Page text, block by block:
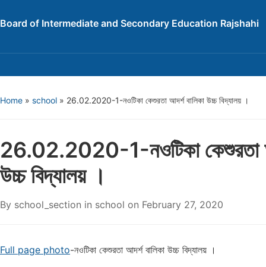
Board of Intermediate and Secondary Education Rajshahi
Home » school » 26.02.2020-1-নওটিকা কেশুরতা আদর্শ বালিকা উচ্চ বিদ্যালয় ।
26.02.2020-1-নওটিকা কেশুরতা
উচ্চ বিদ্যালয় ।
By school_section in school on February 27, 2020
Full page photo-নওটিকা কেশুরতা আদর্শ বালিকা উচ্চ বিদ্যালয় ।